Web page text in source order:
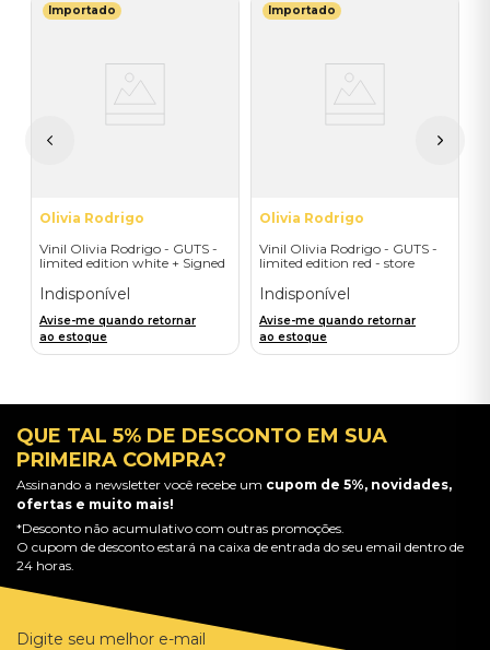
Importado
Olivia Rodrigo
Vinil Olivia Rodrigo - GUTS -
limited edition white + Signed
Indisponível
Avise-me quando retornar
ao estoque
Importado
Olivia Rodrigo
Vinil Olivia Rodrigo - GUTS -
limited edition red - store
Indisponível
Avise-me quando retornar
ao estoque
QUE TAL 5% DE DESCONTO EM SUA
PRIMEIRA COMPRA?
Assinando a newsletter você recebe um cupom de 5%, novidades,
ofertas e muito mais!
*Desconto não acumulativo com outras promoções.
O cupom de desconto estará na caixa de entrada do seu email dentro de
24 horas.
Digite seu melhor e-mail